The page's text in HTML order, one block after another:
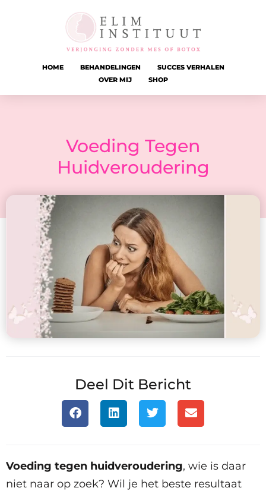
HOME BEHANDELINGEN
SUCCES VERHALEN
OVER MIJ
SHOP
Voeding Tegen
Huidveroudering
Deel Dit Bericht
Voeding tegen huidveroudering, wie is daar
niet naar op zoek? Wil je het beste resultaat